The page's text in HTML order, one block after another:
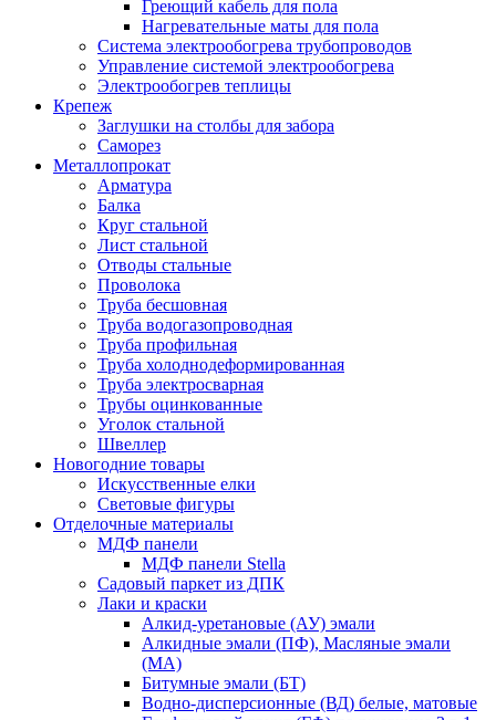
Греющий кабель для пола
Нагревательные маты для пола
Система электрообогрева трубопроводов
Управление системой электрообогрева
Электрообогрев теплицы
Крепеж
Заглушки на столбы для забора
Саморез
Металлопрокат
Арматура
Балка
Круг стальной
Лист стальной
Отводы стальные
Проволока
Труба бесшовная
Труба водогазопроводная
Труба профильная
Труба холоднодеформированная
Труба электросварная
Трубы оцинкованные
Уголок стальной
Швеллер
Новогодние товары
Искусственные елки
Световые фигуры
Отделочные материалы
МДФ панели
МДФ панели Stella
Садовый паркет из ДПК
Лаки и краски
Алкид-уретановые (АУ) эмали
Алкидные эмали (ПФ), Масляные эмали
(МА)
Битумные эмали (БТ)
Водно-дисперсионные (ВД) белые, матовые